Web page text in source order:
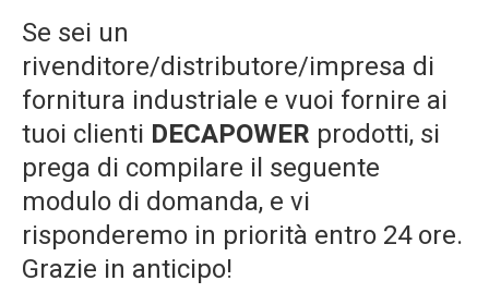
Se sei un
rivenditore/distributore/impresa di
fornitura industriale e vuoi fornire ai
tuoi clienti DECAPOWER prodotti, si
prega di compilare il seguente
modulo di domanda, e vi
risponderemo in priorità entro 24 ore.
Grazie in anticipo!